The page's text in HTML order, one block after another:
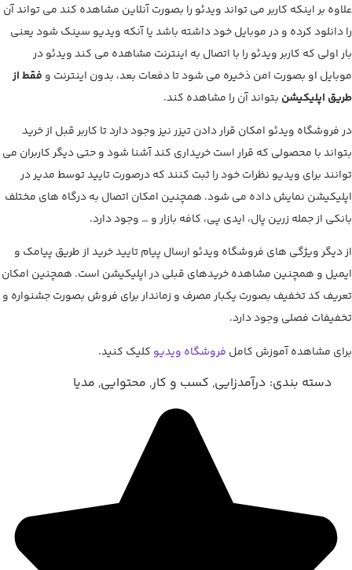
علاوه بر اینکه کاربر می تواند ویدئو را بصورت آنلاین مشاهده کند می تواند آن
را دانلود کرده و در موبایل خود داشته باشد یا آنکه ویدیو سینک شود یعنی
بار اولی که کاربر ویدئو را با اتصال به اینترنت مشاهده می کند ویدئو در
موبایل او بصورت امن ذخیره می شود تا دفعات بعد، بدون اینترنت و فقط از
طریق اپلیکیشن بتواند آن را مشاهده کند.
در فروشگاه ویدئو امکان قرار دادن تیزر نیز وجود دارد تا کاربر قبل از خرید
بتواند با محصولی که قرار است خریداری کند آشنا شود و حتی دیگر کاربران می
توانند برای ویدیو نظرات خود را ثبت کنند که درصورت تایید توسط مدیر در
اپلیکیشن نمایش داده می شود. همچنین امکان اتصال به درگاه های مختلف
بانکی از جمله زرین پال، ایدی پی، کافه بازار و … وجود دارد.
از دیگر ویژگی های فروشگاه ویدئو ارسال پیام تایید خرید از طریق پیامک و
ایمیل و همچنین مشاهده خریدهای قبلی در اپلیکیشن است. همچنین امکان
تعریف کد تخفیف بصورت یکبار مصرف و زماندار برای فروش بصورت جشنواره و
تخفیفات فصلی وجود دارد.
برای مشاهده آموزش کامل فروشگاه ویدیو کلیک کنید.
دسته بندی: درآمد‌زایی, کسب و کار, محتوایی, مدیا